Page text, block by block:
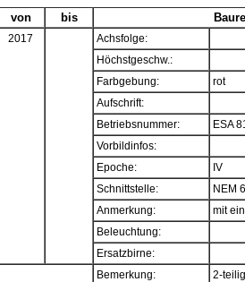
von bis
2017
Achsfolge:
Höchstgeschw.:
Farbgebung:
rot
Aufschrift:
Betriebsnummer:
ESA
Vorbildinfos:
Epoche:
IV
Schnittstelle:
NEM
Anmerkung:
mit
Beleuchtung:
Ersatzbirne:
Bemerkung:
2-